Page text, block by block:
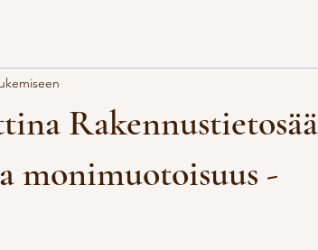
monimuotoisuus -